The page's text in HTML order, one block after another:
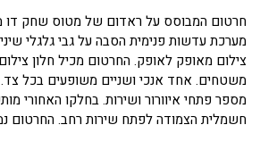
חרטום המבוסס על ראדום של מטוס שחק דו
מערכת עדשות פנימית הסבה על גבי גלגלי
צילום מאופק לאופק. החרטום מכיל חלון
משטחים. אחד אנכי ושניים משופעים בכל צד.
מספר פתחי איוורור ושירות. בחלקו האחורי
חשמלית הצמודה לפתח שירות רחב. החרטום